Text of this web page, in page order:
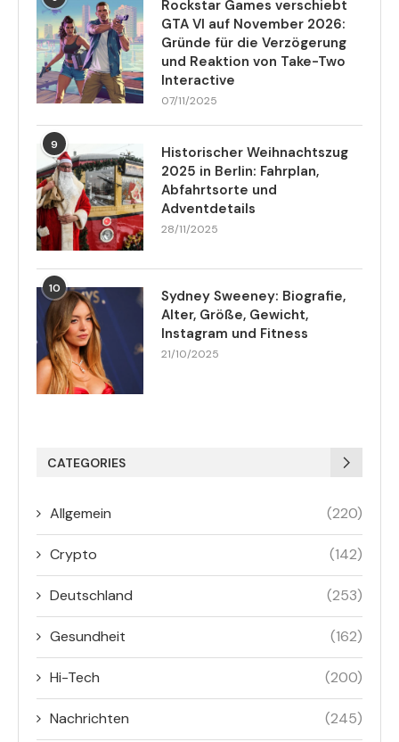
Rockstar Games verschiebt
GTA VI auf November 2026:
Gründe für die Verzögerung
und Reaktion von Take-Two
Interactive
07/11/2025
9
Historischer Weihnachtszug
2025 in Berlin: Fahrplan,
Abfahrtsorte und
Adventdetails
28/11/2025
10
Sydney Sweeney: Biografie,
Alter, Größe, Gewicht,
Instagram und Fitness
21/10/2025
CATEGORIES
Allgemein (220)
Crypto (142)
Deutschland (253)
Gesundheit (162)
Hi-Tech (200)
Nachrichten (245)